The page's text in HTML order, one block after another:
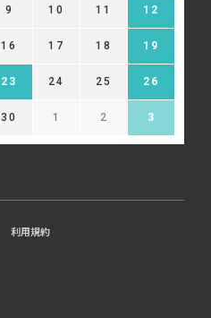
9 10 11 12
16 17 18 19
23 24 25 26
30 1 2 3
利用規約